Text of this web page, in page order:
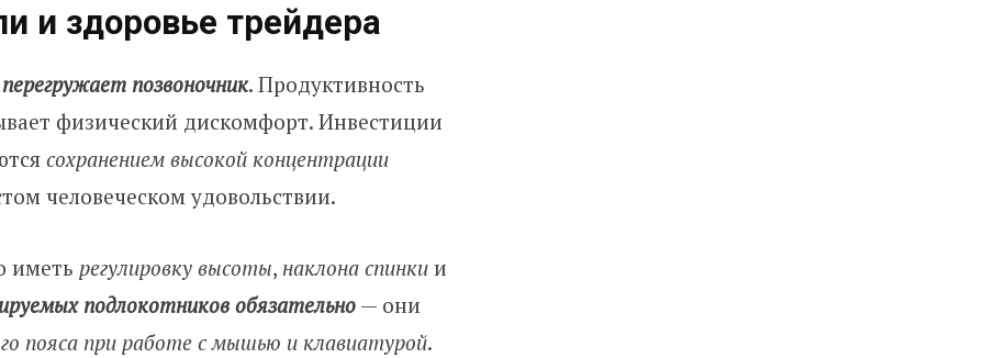
и здоровье трейдера
позвоночник. Продуктивность
физический дискомфорт. Инвестиции
сохранением высокой концентрации
человеческом удовольствии.
иметь регулировку высоты, наклона спинки и
подлокотников обязательно— они
пояса при работе с мышью и клавиатурой.